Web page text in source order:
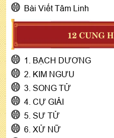
Bài Viết Tâm Linh
12 CUNG
1. BẠCH DƯƠNG
2. KIM NGƯU
3. SONG TỬ
4. CỰ GIẢI
5. SƯ TỬ
6. XỬ NỮ